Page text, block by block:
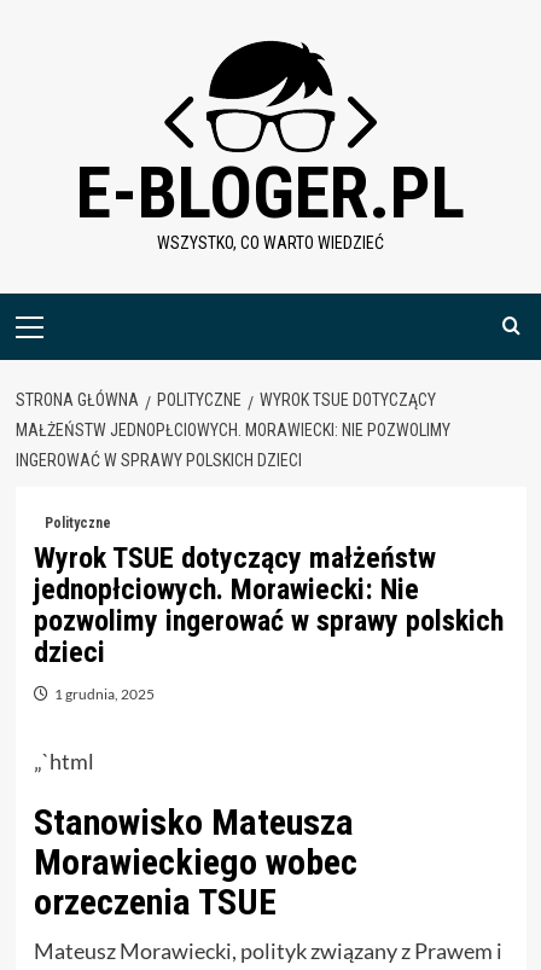
E-BLOGER.PL
WSZYSTKO, CO WARTO WIEDZIEĆ
Menu
STRONA GŁÓWNA POLITYCZNE
WYROK TSUE DOTYCZĄCY
MAŁŻEŃSTW JEDNOPŁCIOWYCH. MORAWIECKI: NIE POZWOLIMY
INGEROWAĆ W SPRAWY POLSKICH DZIECI
Polityczne
Wyrok TSUE dotyczący małżeństw
jednopłciowych. Morawiecki: Nie
pozwolimy ingerować w sprawy polskich
dzieci
1 grudnia, 2025
„`html
Stanowisko Mateusza
Morawieckiego wobec
orzeczenia TSUE
Mateusz Morawiecki, polityk związany z Prawem i